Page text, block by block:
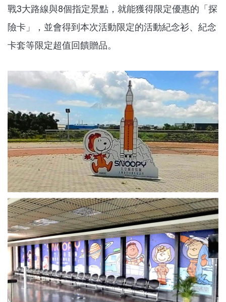
戰3大路線與8個指定景點，就能獲得限定優惠的「探
險卡」，並會得到本次活動限定的活動紀念衫、紀念
卡套等限定超值回饋贈品。